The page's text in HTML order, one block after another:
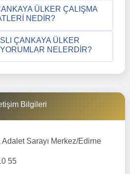
ÜLKER ÇALIŞMA
NEDIR?
ÇANKAYA ÜLKER
NELERDIR?
Bilgileri
Adalet Sarayı Merkez/Edirne
55